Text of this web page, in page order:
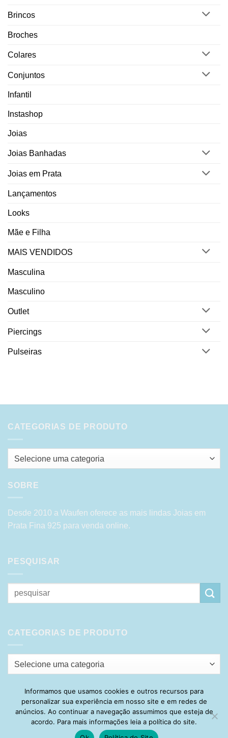
Brincos
Broches
Colares
Conjuntos
Infantil
Instashop
Joias
Joias Banhadas
Joias em Prata
Lançamentos
Looks
Mãe e Filha
MAIS VENDIDOS
Masculina
Masculino
Outlet
Piercings
Pulseiras
CATEGORIAS DE PRODUTO
Selecione uma categoria
SOBRE
Desde 2010 a Waufen oferece as mais lindas Joias em
Prata Fina 925 para venda online.
PESQUISAR
Pesquisar
por:
CATEGORIAS DE PRODUTO
Selecione uma categoria
Visa PayPal Stripe MasterCard
Cash
On
Delivery
HOME SOBRE POLÍTICA DE PRIVACIDADE
ENTREGA
TROCA E DEVOLUÇÃO
GARANTIA FAQ
Informamos que usamos cookies e outros recursos para
personalizar sua experiência em nosso site e em redes de
anúncios. Ao continuar a navegação assumimos que esteja de
acordo. Para mais informações leia a política do site.